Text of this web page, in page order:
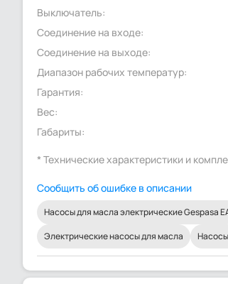
Выключатель:
Соединение на входе:
Соединение на выходе:
Диапазон рабочих температур:
Гарантия:
Вес:
Габариты:
* Технические характеристики и
Сообщить об ошибке в описании
Насосы для масла электрические Gespasa
Электрические насосы для масла